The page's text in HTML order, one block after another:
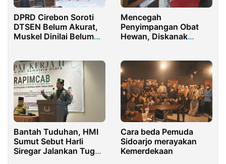
DPRD Cirebon Soroti
DTSEN Belum Akurat,
Muskel Dinilai Belum
Mencegah
Penyimpangan Obat
Hewan, Diskanak
Pelaku Usaha
Bantah Tuduhan, HMI
Sumut Sebut Harli
Siregar Jalankan Tugas
Cara beda Pemuda
Sidoarjo merayakan
Kemerdekaan